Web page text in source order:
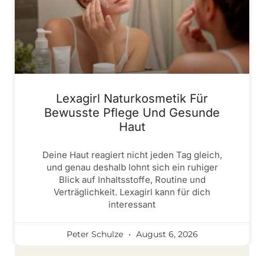
Lexagirl Naturkosmetik Für
Bewusste Pflege Und Gesunde
Haut
Deine Haut reagiert nicht jeden Tag gleich,
und genau deshalb lohnt sich ein ruhiger
Blick auf Inhaltsstoffe, Routine und
Verträglichkeit. Lexagirl kann für dich
interessant
Peter Schulze August 6, 2026